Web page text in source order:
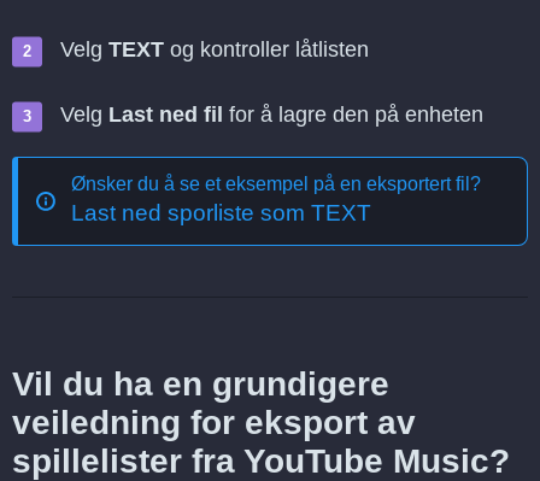
Velg TEXT og kontroller låtlisten
Velg Last ned fil for å lagre den på enheten
Ønsker du å se et eksempel på en eksportert fil?
Last ned sporliste som TEXT
Vil du ha en grundigere
veiledning for eksport av
spillelister fra YouTube Music?